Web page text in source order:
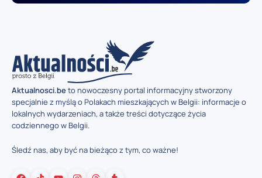
Aktualnosci.beto nowoczesny portal informacyjny stworzony
specjalnie z myślą o Polakach mieszkających w Belgii: informacje o
lokalnych wydarzeniach, a także treści dotyczące życia
codziennego w Belgii.
Śledź nas, aby być na bieżąco z tym, co ważne!